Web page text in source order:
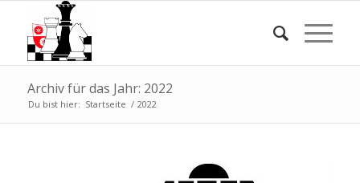
Archiv für das Jahr: 2022
Du bist hier: Startseite / 2022